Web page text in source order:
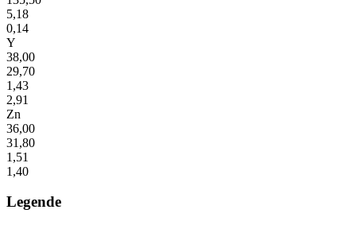
5,18
0,14
Y
38,00
29,70
1,43
2,91
Zn
36,00
31,80
1,51
1,40
Legende